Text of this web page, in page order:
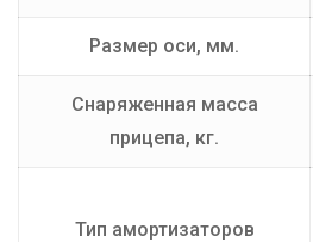
Размер оси, мм.
Снаряженная масса
прицепа, кг.
Тип амортизаторов